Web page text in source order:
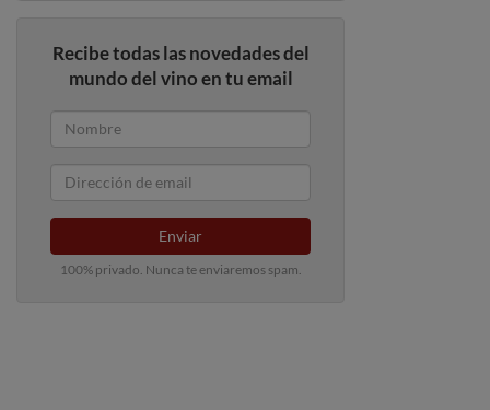
Recibe todas las novedades del
mundo del vino en tu email
Enviar
100% privado. Nunca te enviaremos spam.